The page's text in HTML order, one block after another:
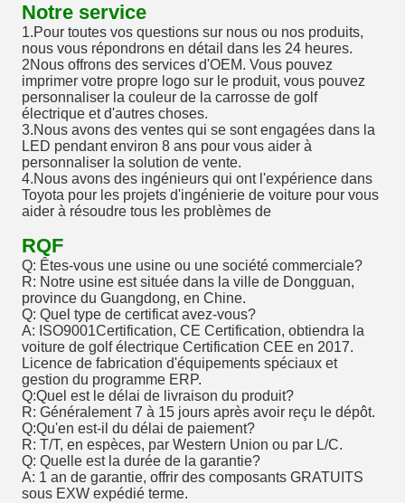
Notre service
1.Pour toutes vos questions sur nous ou nos produits,
nous vous répondrons en détail dans les 24 heures.
2Nous offrons des services d'OEM. Vous pouvez
imprimer votre propre logo sur le produit, vous pouvez
personnaliser la couleur de la carrosse de golf
électrique et d'autres choses.
3.Nous avons des ventes qui se sont engagées dans la
LED pendant environ 8 ans pour vous aider à
personnaliser la solution de vente.
4.Nous avons des ingénieurs qui ont l'expérience dans
Toyota pour les projets d'ingénierie de voiture pour vous
aider à résoudre tous les problèmes de
RQF
Q: Êtes-vous une usine ou une société commerciale?
R: Notre usine est située dans la ville de Dongguan,
province du Guangdong, en Chine.
Q: Quel type de certificat avez-vous?
A: ISO9001Certification, CE Certification, obtiendra la
voiture de golf électrique Certification CEE en 2017.
Licence de fabrication d'équipements spéciaux et
gestion du programme ERP.
Q:Quel est le délai de livraison du produit?
R: Généralement 7 à 15 jours après avoir reçu le dépôt.
Q:Qu'en est-il du délai de paiement?
R: T/T, en espèces, par Western Union ou par L/C.
Q: Quelle est la durée de la garantie?
A: 1 an de garantie, offrir des composants GRATUITS
sous EXW expédié terme.